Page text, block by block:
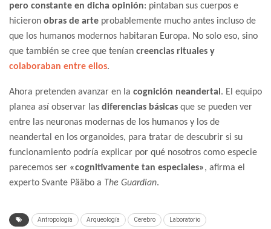
pero constante en dicha opinión: pintaban sus cuerpos e
hicieron obras de arte probablemente mucho antes incluso de
que los humanos modernos habitaran Europa. No solo eso, sino
que también se cree que tenían creencias rituales y
colaboraban entre ellos.
Ahora pretenden avanzar en la cognición neandertal . El equipo
planea así observar las diferencias básicas que se pueden ver
entre las neuronas modernas de los humanos y los de
neandertal en los organoides, para tratar de descubrir si su
funcionamiento podría explicar por qué nosotros como especie
parecemos ser «cognitivamente tan especiales», afirma el
experto Svante Pääbo a The Guardian.
Antropología Arqueología Cerebro Laboratorio